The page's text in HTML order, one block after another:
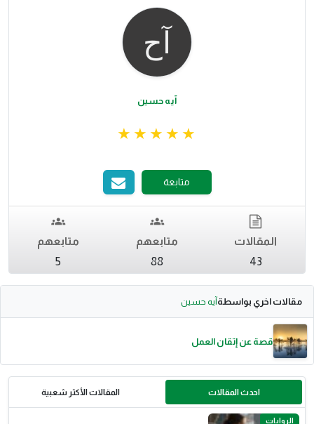
آيه حسين
متابعة
المقالات
43
متابعهم
88
متابعهم
5
مقالات اخري بواسطةآيه حسين
قصة عن إتقان العمل
احدث المقالات المقالات الأكثر شعبية
الروايات